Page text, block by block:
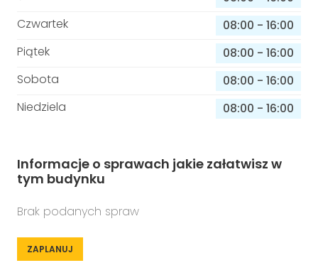
Czwartek
08:00 - 16:00
Piątek
08:00 - 16:00
Sobota
08:00 - 16:00
Niedziela
08:00 - 16:00
Informacje o sprawach jakie załatwisz w
tym budynku
Brak podanych spraw
ZAPLANUJ